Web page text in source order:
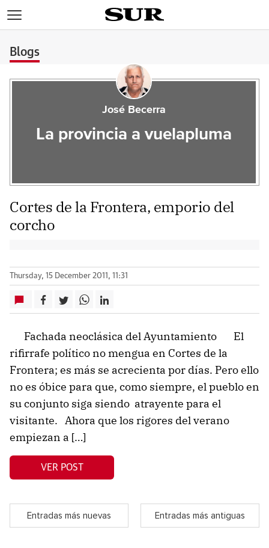
Blogs
José Becerra
La provincia a vuelapluma
Cortes de la Frontera, emporio del
corcho
Thursday, 15 December 2011, 11:31
Fachada neoclásica del Ayuntamiento El
rifirrafe político no mengua en Cortes de la
Frontera; es más se acrecienta por días. Pero ello
no es óbice para que, como siempre, el pueblo en
su conjunto siga siendo atrayente para el
visitante. Ahora que los rigores del verano
empiezan a […]
VER POST
Entradas más nuevas Entradas más antiguas